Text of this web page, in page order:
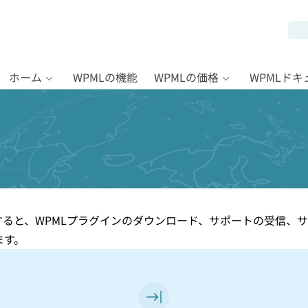
ホーム WPMLの機能 WPMLの価格 WPMLドキ
と、WPMLプラグインのダウンロード、サポートの受信、
。